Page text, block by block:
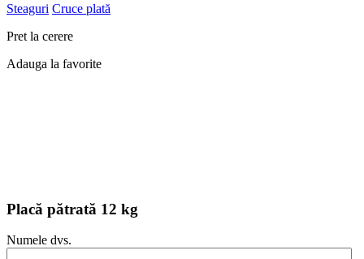
Steaguri Cruce plată
Pret la cerere
Adauga la favorite
Placă pătrată 12 kg
Numele dvs.